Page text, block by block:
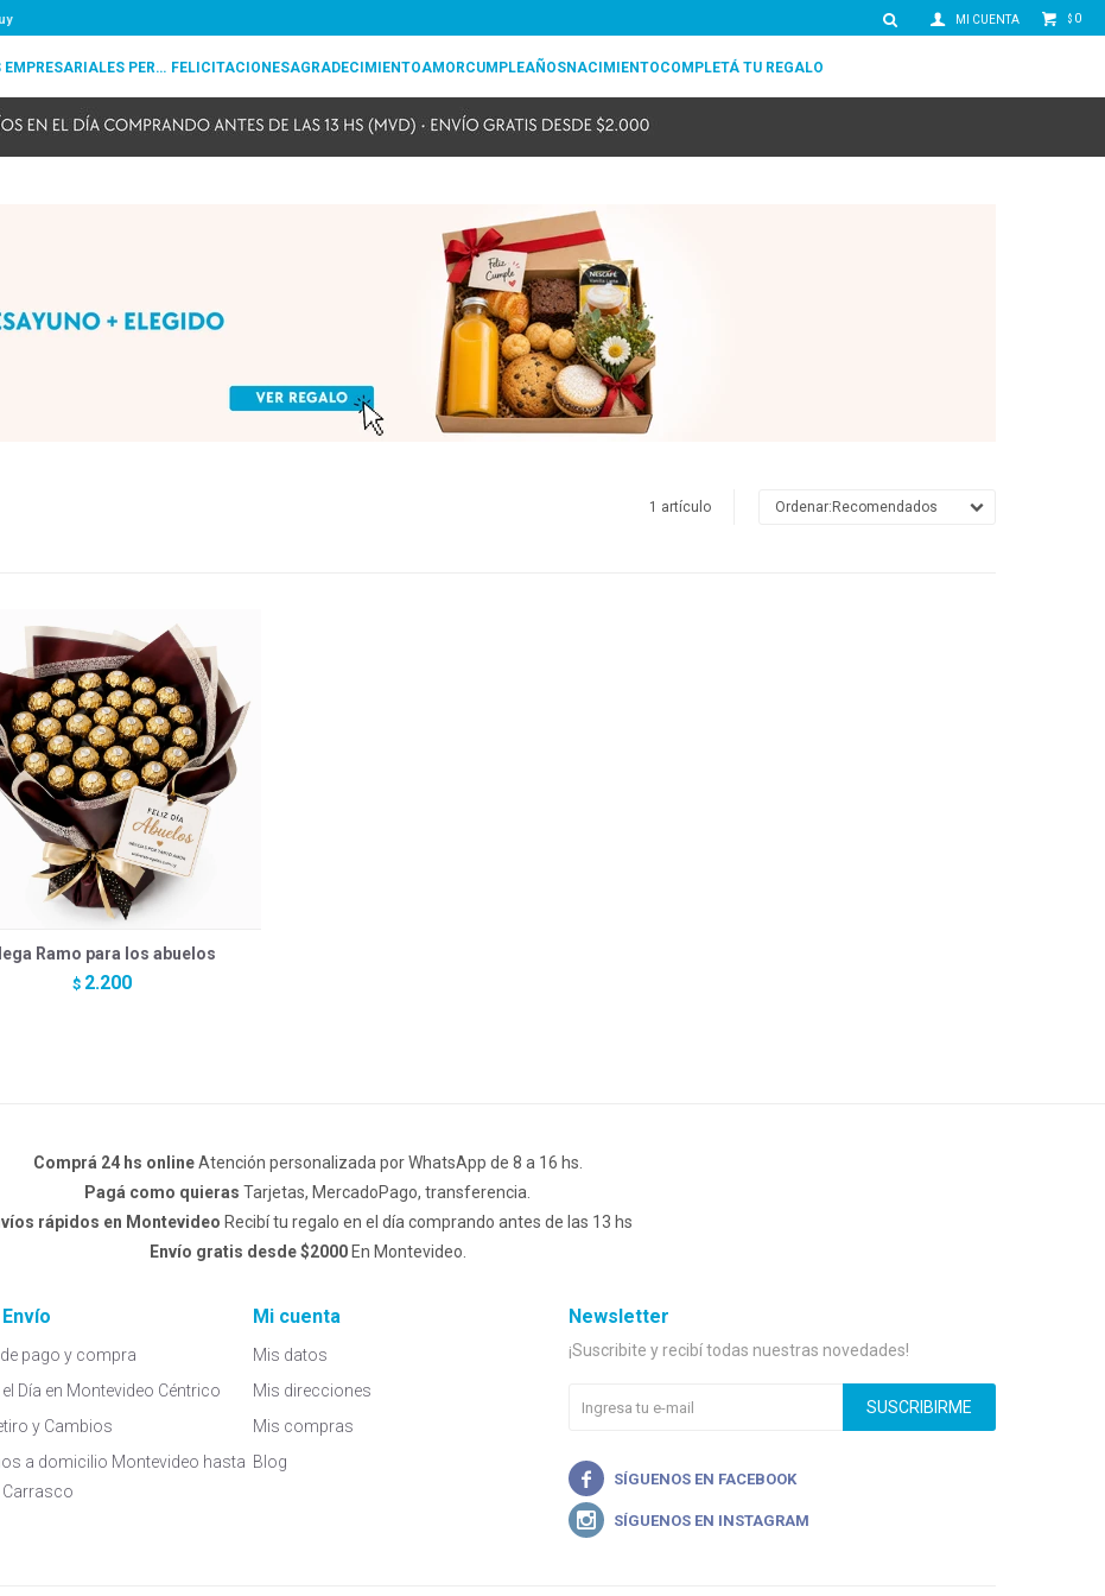
REGALOS EMPRESARIALES PERSONALIZADOS FELICITACIONESAGRADECIMIENTOAMORCUMPLEAÑOSNACIMIENTOCOMPLETÁ TU REGALO
$ 0
1 artículo Recomendados
Ramo para los abuelos
$ 2.200
Comprá 24 hs onlineAtención personalizada por WhatsApp de 8 a 16 hs.
Pagá como quieras Tarjetas, MercadoPago, transferencia.
rápidos en Montevideo Recibí tu regalo en el día comprando antes de las 13 hs
Envío gratis desde $2000En Montevideo.
pago y compra
Día en Montevideo Céntrico
y Cambios
a domicilio Montevideo hasta
Carrasco
Mi cuenta
Mis datos
Mis direcciones
Mis compras
Blog
Newsletter
¡Suscribite y recibí todas nuestras novedades!
SUSCRIBIRME

